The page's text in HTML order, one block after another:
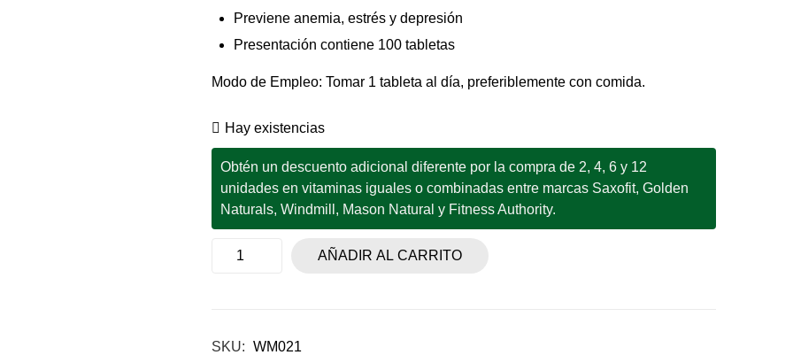
Previene anemia, estrés y depresión
Presentación contiene 100 tabletas
Modo de Empleo: Tomar 1 tableta al día, preferiblemente con comida.
Hay existencias
Obtén un descuento adicional diferente por la compra de 2, 4, 6 y 12
unidades en vitaminas iguales o combinadas entre marcas Saxofit, Golden
Naturals, Windmill, Mason Natural y Fitness Authority.
AÑADIR AL CARRITO
SKU: WM021